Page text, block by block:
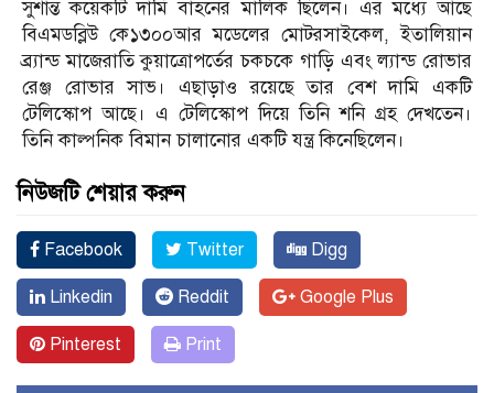
সুশান্ত কয়েকটি দামি বাহনের মালিক ছিলেন। এর মধ্যে আছে
বিএমডব্লিউ কে১৩০০আর মডেলের মোটরসাইকেল, ইতালিয়ান
ব্র্যান্ড মাজেরাতি কুয়াত্রোপর্তের চকচকে গাড়ি এবং ল্যান্ড রোভার
রেঞ্জ রোভার সাভ। এছাড়াও রয়েছে তার বেশ দামি একটি
টেলিস্কোপ আছে। এ টেলিস্কোপ দিয়ে তিনি শনি গ্রহ দেখতেন।
তিনি কাল্পনিক বিমান চালানোর একটি যন্ত্র কিনেছিলেন।
নিউজটি শেয়ার করুন
Facebook Twitter Digg
Linkedin Reddit Google Plus
Pinterest Print